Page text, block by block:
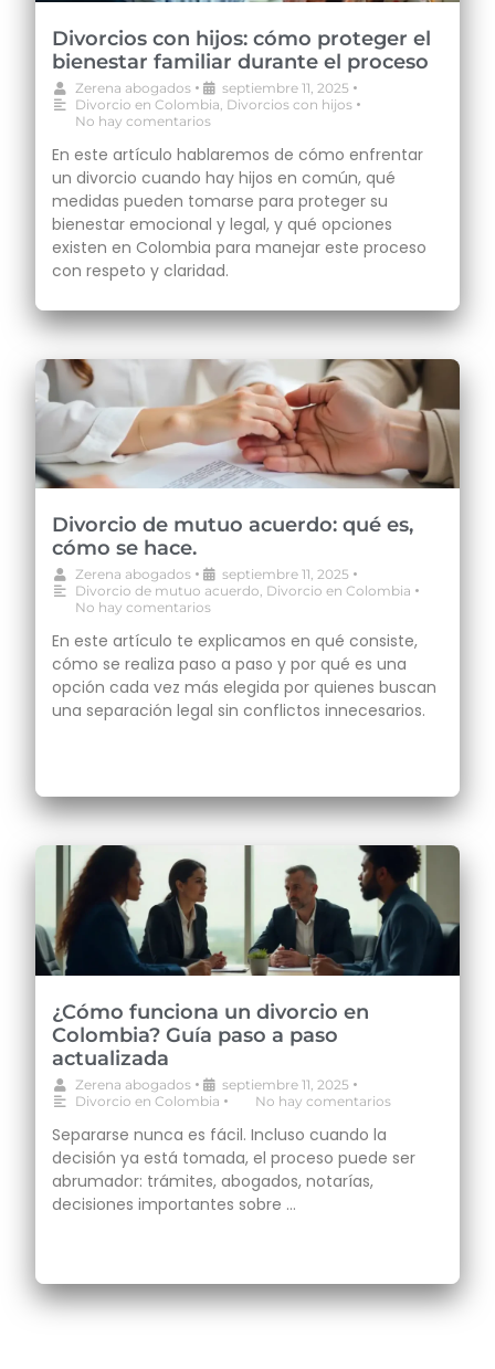
Divorcios con hijos: cómo proteger el
bienestar familiar durante el proceso
Zerena abogados • septiembre 11, 2025 •
Divorcio en Colombia Divorcios con hijos •
No hay comentarios
En este artículo hablaremos de cómo enfrentar
un divorcio cuando hay hijos en común, qué
medidas pueden tomarse para proteger su
bienestar emocional y legal, y qué opciones
existen en Colombia para manejar este proceso
con respeto y claridad.
Divorcio de mutuo acuerdo: qué es,
cómo se hace.
Zerena abogados • septiembre 11, 2025 •
Divorcio de mutuo acuerdo, Divorcio en Colombia •
No hay comentarios
En este artículo te explicamos en qué consiste,
cómo se realiza paso a paso y por qué es una
opción cada vez más elegida por quienes buscan
una separación legal sin conflictos innecesarios.
¿Cómo funciona un divorcio en
Colombia? Guía paso a paso
actualizada
Zerena abogados • septiembre 11, 2025 •
Divorcio en Colombia • No hay comentarios
Separarse nunca es fácil. Incluso cuando la
decisión ya está tomada, el proceso puede ser
abrumador: trámites, abogados, notarías,
decisiones importantes sobre …